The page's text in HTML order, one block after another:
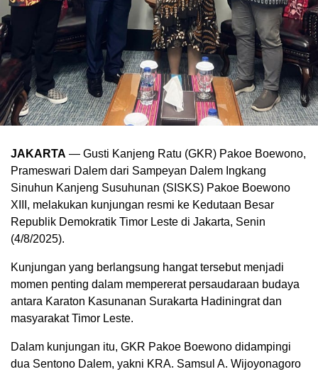
JAKARTA — Gusti Kanjeng Ratu (GKR) Pakoe Boewono,
Prameswari Dalem dari Sampeyan Dalem Ingkang
Sinuhun Kanjeng Susuhunan (SISKS) Pakoe Boewono
XIII, melakukan kunjungan resmi ke Kedutaan Besar
Republik Demokratik Timor Leste di Jakarta, Senin
(4/8/2025).
Kunjungan yang berlangsung hangat tersebut menjadi
momen penting dalam mempererat persaudaraan budaya
antara Karaton Kasunanan Surakarta Hadiningrat dan
masyarakat Timor Leste.
Dalam kunjungan itu, GKR Pakoe Boewono didampingi
dua Sentono Dalem, yakni KRA. Samsul A. Wijoyonagoro